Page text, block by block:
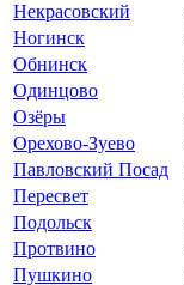
Некрасовский
Ногинск
Обнинск
Одинцово
Озёры
Орехово-Зуево
Павловский Посад
Пересвет
Подольск
Протвино
Пушкино